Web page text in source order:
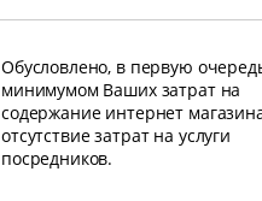
Обусловлено, в первую
минимумом Ваших затрат на
содержание интернет
отсутствие затрат на услуги
посредников.